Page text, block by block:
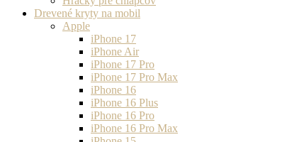
Drevené kryty na mobil
Apple
iPhone 17
iPhone Air
iPhone 17 Pro
iPhone 17 Pro Max
iPhone 16
iPhone 16 Plus
iPhone 16 Pro
iPhone 16 Pro Max